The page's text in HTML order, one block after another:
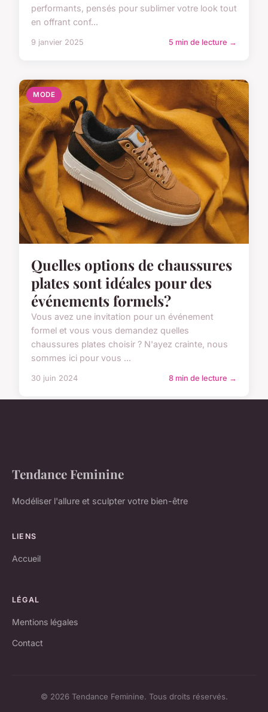
performants, pensés pour sublimer votre look tout
en offrant conf...
9 janvier 2025 5 min de lecture →
MODE
Quelles options de chaussures
plates sont idéales pour des
événements formels?
Vous avez une invitation pour un événement
formel et vous vous demandez quelles
chaussures plates choisir ? N'ayez crainte, nous
sommes ici pour vous ...
30 juin 2024 8 min de lecture →
Tendance Feminine
Modéliser l'allure et sculpter votre bien-être
LIENS
Accueil
LÉGAL
Mentions légales
Contact
© 2026 Tendance Feminine. Tous droits réservés.